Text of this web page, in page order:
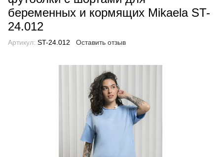
беременных и кормящих Mikaela ST-
24.012
Артикул: ST-24.012 Оставить отзыв